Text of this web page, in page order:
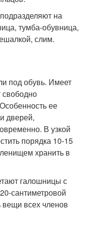
на
тумба-обувница,
слим.
под обувь. Имеет
свободно
ее
дверей,
В узкой
порядка 10-15
хранить в
галошницы с
сантиметровой
вещи всех членов